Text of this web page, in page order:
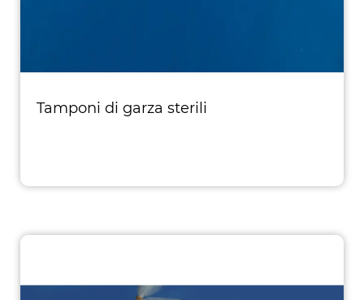
Tamponi di garza sterili